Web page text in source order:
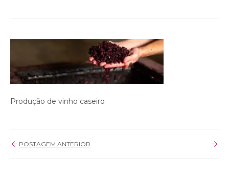
Produção de vinho caseiro
POSTAGEM ANTERIOR